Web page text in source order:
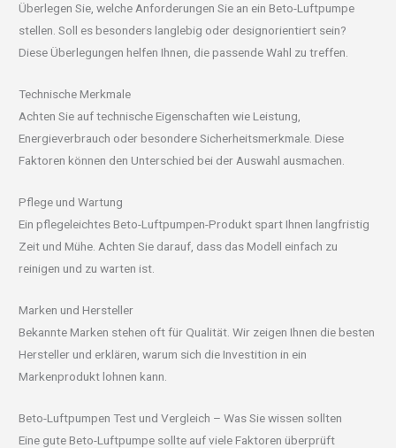
Überlegen Sie, welche Anforderungen Sie an ein Beto-Luftpumpe
stellen. Soll es besonders langlebig oder designorientiert sein?
Diese Überlegungen helfen Ihnen, die passende Wahl zu treffen.
Technische Merkmale
Achten Sie auf technische Eigenschaften wie Leistung,
Energieverbrauch oder besondere Sicherheitsmerkmale. Diese
Faktoren können den Unterschied bei der Auswahl ausmachen.
Pflege und Wartung
Ein pflegeleichtes Beto-Luftpumpen-Produkt spart Ihnen langfristig
Zeit und Mühe. Achten Sie darauf, dass das Modell einfach zu
reinigen und zu warten ist.
Marken und Hersteller
Bekannte Marken stehen oft für Qualität. Wir zeigen Ihnen die besten
Hersteller und erklären, warum sich die Investition in ein
Markenprodukt lohnen kann.
Beto-Luftpumpen Test und Vergleich – Was Sie wissen sollten
Eine gute Beto-Luftpumpe sollte auf viele Faktoren überprüft